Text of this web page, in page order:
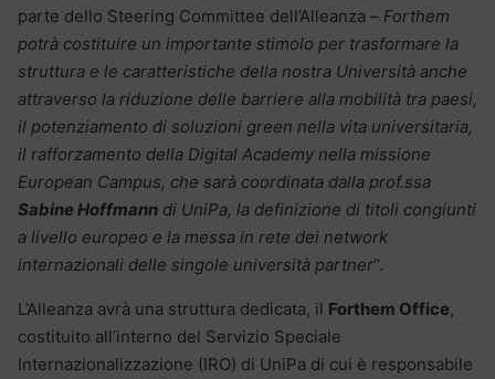
parte dello Steering Committee dell’Alleanza – Forthem
potrà costituire un importante stimolo per trasformare la
struttura e le caratteristiche della nostra Università anche
attraverso la riduzione delle barriere alla mobilità tra paesi,
il potenziamento di soluzioni green nella vita universitaria,
il rafforzamento della Digital Academy nella missione
European Campus, che sarà coordinata dalla prof.ssa
Sabine Hoffmann di UniPa, la definizione di titoli congiunti
a livello europeo e la messa in rete dei network
internazionali delle singole università partner“.
L’Alleanza avrà una struttura dedicata, il Forthem Office,
costituito all’interno del Servizio Speciale
Internazionalizzazione (IRO) di UniPa di cui è responsabile